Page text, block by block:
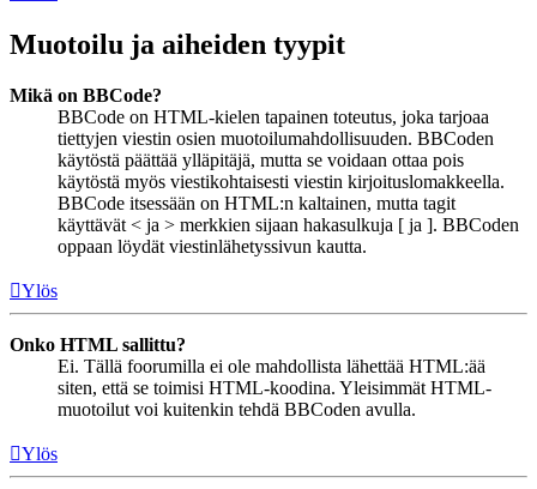
Muotoilu ja aiheiden tyypit
Mikä on BBCode?
BBCode on HTML-kielen tapainen toteutus, joka tarjoaa
tiettyjen viestin osien muotoilumahdollisuuden. BBCoden
käytöstä päättää ylläpitäjä, mutta se voidaan ottaa pois
käytöstä myös viestikohtaisesti viestin kirjoituslomakkeella.
BBCode itsessään on HTML:n kaltainen, mutta tagit
käyttävät < ja > merkkien sijaan hakasulkuja [ ja ]. BBCoden
oppaan löydät viestinlähetyssivun kautta.
Ylös
Onko HTML sallittu?
Ei. Tällä foorumilla ei ole mahdollista lähettää HTML:ää
siten, että se toimisi HTML-koodina. Yleisimmät HTML-
muotoilut voi kuitenkin tehdä BBCoden avulla.
Ylös